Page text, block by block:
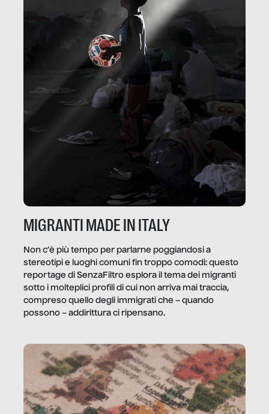
MIGRANTI MADE IN ITALY
Non c’è più tempo per parlarne poggiandosi a
stereotipi e luoghi comuni fin troppo comodi: questo
reportage di SenzaFiltro esplora il tema dei migranti
sotto i molteplici profili di cui non arriva mai traccia,
compreso quello degli immigrati che – quando
possono – addirittura ci ripensano.